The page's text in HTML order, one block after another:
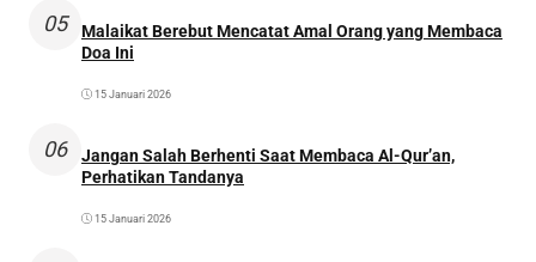
05
Malaikat Berebut Mencatat Amal Orang yang Membaca
Doa Ini
15 Januari 2026
06
Jangan Salah Berhenti Saat Membaca Al-Qur’an,
Perhatikan Tandanya
15 Januari 2026